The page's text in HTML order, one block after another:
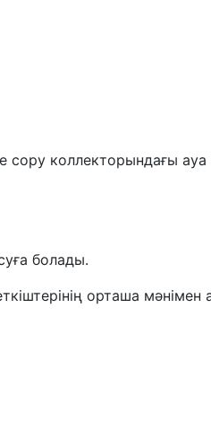
сору коллекторындағы
болады.
орташа мәнімен